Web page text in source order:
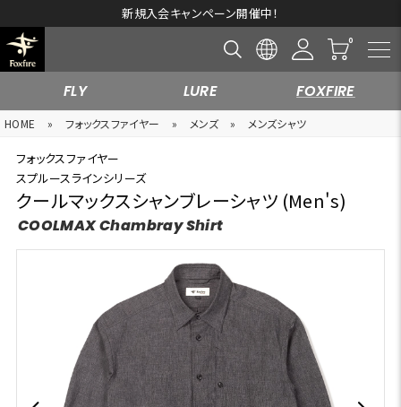
新規入会キャンペーン開催中！
FLY LURE FOXFIRE
HOME » フォックスファイヤー » メンズ » メンズシャツ
フォックスファイヤー
スプルースラインシリーズ
クールマックスシャンブレーシャツ (Men's)
COOLMAX Chambray Shirt